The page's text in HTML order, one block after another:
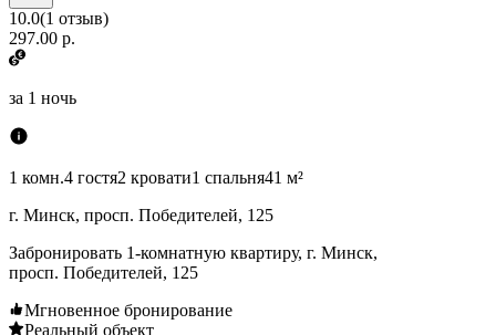
10.0(1 отзыв)
297.00 р.
за 1 ночь
1 комн.4 гостя2 кровати1 спальня41 м²
г. Минск, просп. Победителей, 125
Забронировать 1-комнатную квартиру, г. Минск,
просп. Победителей, 125
Мгновенное бронирование
Реальный объект